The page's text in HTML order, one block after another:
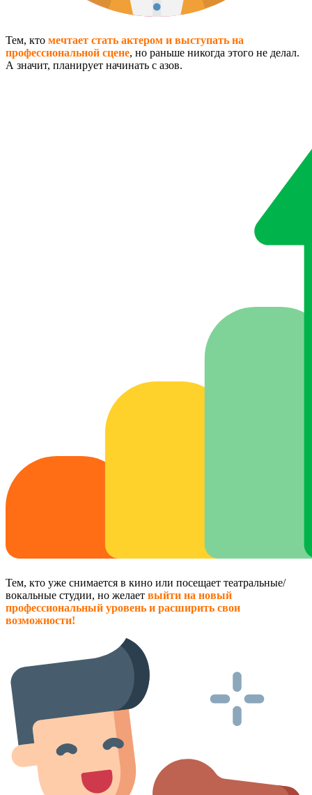
Тем, кто мечтает стать актером и выступать на
профессиональной сцене, но раньше никогда этого не делал.
А значит, планирует начинать с азов.
Тем, кто уже снимается в кино или посещает театральные/
вокальные студии, но желает выйти на новый
профессиональный уровень и расширить свои
возможности!